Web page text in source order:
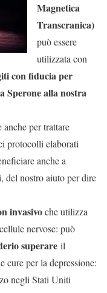
Magnetica
Transcranica)
può essere
utilizzata con
con fiducia per
Sperone alla nostra
per trattare
protocolli elaborati
anche a
del nostro aiuto per dire
invasivoche utilizza
nervose: può
superare il
cure per la depressione:
negli Stati Uniti